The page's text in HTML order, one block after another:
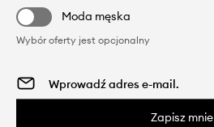
Moda męska
Wybór oferty jest opcjonalny
Zapisz mnie